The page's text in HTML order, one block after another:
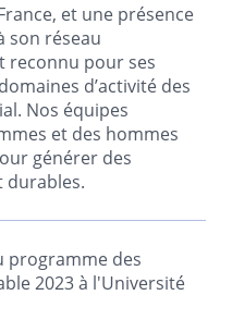
et une présence
son réseau
reconnu pour ses
d’activité des
Nos équipes
et des hommes
générer des
durables.
programme des
2023 à l'Université